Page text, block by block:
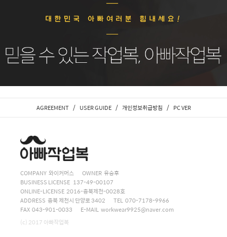
AGREEMENT / USER GUIDE / 개인정보취급방침 / PC VER
COMPANY 와이커머스
OWNER 유승후
BUSINESS LICENSE 137-49-00107
ONLINE-LICENSE 2016-충북제천-0028호
ADDRESS 충북 제천시 단양로 3402
TEL 070-7178-9966
FAX 043-901-0033
E-MAILworkwear9925@naver.com
(c) 2017 아빠작업복